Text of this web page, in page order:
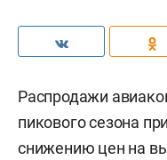
Распродажи
пикового сезона
снижению цен на